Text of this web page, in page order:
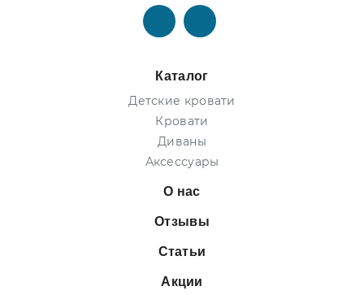
Каталог
Детские кровати
Кровати
Диваны
Аксессуары
О нас
Отзывы
Статьи
Акции